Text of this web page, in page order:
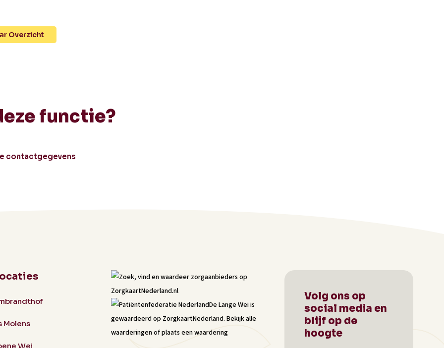
Overzicht
functie?
contactgegevens
Molens
Wei
De Lange Weiis
gewaardeerd op ZorgkaartNederland. Bekijk alle
waarderingenofplaats een waardering
Volg ons op
social media en
blijf op de
hoogte